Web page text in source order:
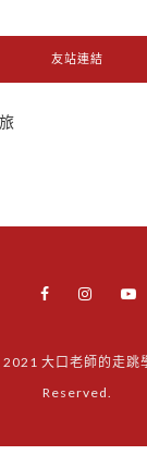
友站連結
大口老師的走跳
Reserved.